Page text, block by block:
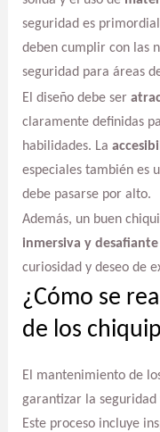
seguridad es
deben cumplir con las
seguridad para áreas
El diseño debe ser
claramente definidas
habilidades. La
especiales también es
debe pasarse por alto.
Además, un buen
inmersiva y desafiante
curiosidad y deseo de
¿Cómo se
de los
El mantenimiento de
garantizar la
Este proceso incluye